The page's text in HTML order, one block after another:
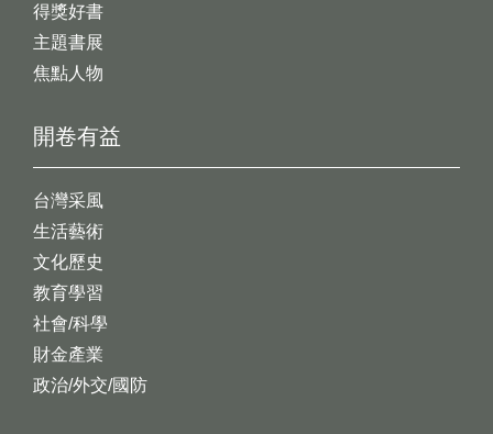
開卷有益
台灣采風
生活藝術
文化歷史
教育學習
社會/科學
財金產業
政治/外交/國防
得獎好書
主題書展
焦點人物